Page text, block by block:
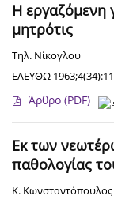
Η εργαζόμενη
μητρότις
Τηλ. Νίκογλου
ΕΛΕΥΘΩ
Άρθρο (PDF)
Εκ των
παθολογίας
Κ. Κωνσταντόπουλος